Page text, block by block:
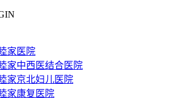
家医院
家中西医结合医院
家京北妇儿医院
家康复医院